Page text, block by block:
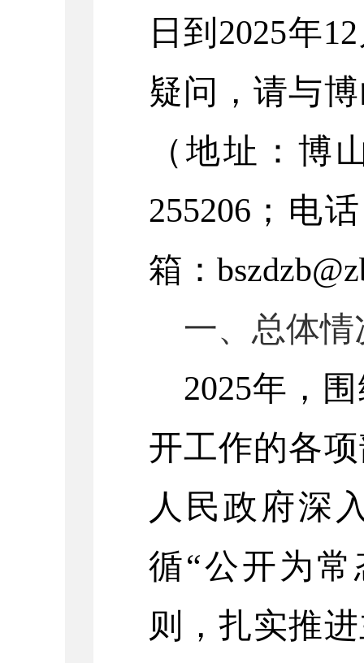
日到 2025年12
疑问，请与
（地址： 博
255206 ；电
箱：
一、总体情
2025年，
开工作的各
人民政府深
循“公开为
则，扎实推